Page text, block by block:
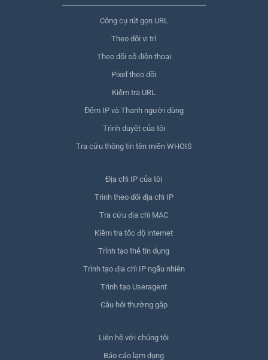
Công cụ rút gọn URL
Theo dõi vị trí
Theo dõi số điện thoại
Pixel theo dõi
Kiểm tra URL
Đếm IP và Thanh người dùng
Trình duyệt của tôi
Tra cứu thông tin tên miền WHOIS
Địa chỉ IP của tôi
Trình theo dõi địa chỉ IP
Tra cứu địa chỉ MAC
Kiểm tra tốc độ internet
Trình tạo thẻ tín dụng
Trình tạo địa chỉ IP ngẫu nhiên
Trình tạo Useragent
Câu hỏi thường gặp
Liên hệ với chúng tôi
Báo cáo lạm dụng